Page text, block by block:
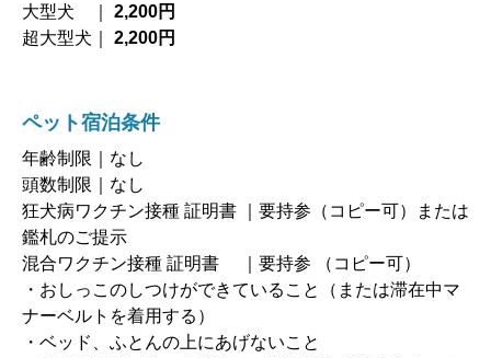
大型犬 ｜ 2,200円
超大型犬｜ 2,200円
ペット宿泊条件
年齢制限｜なし
頭数制限｜なし
狂犬病ワクチン接種 証明書 ｜要持参（コピー可）または
鑑札のご提示
混合ワクチン接種 証明書 ｜要持参 （コピー可）
・おしっこのしつけができていること（または滞在中マ
ナーベルトを着用する）
・ベッド、ふとんの上にあげないこと